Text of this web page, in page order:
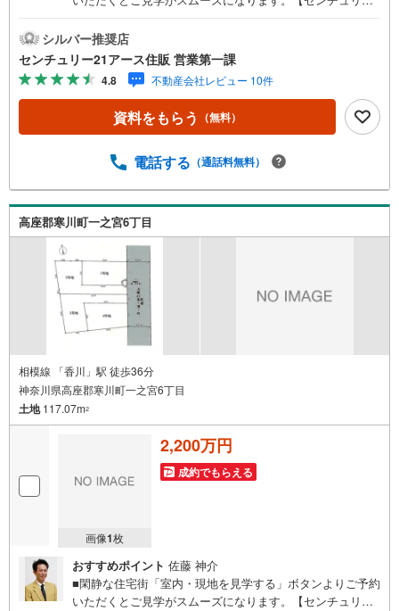
約970店舗あるセンチュリー21のお店。その中でも、アメ
リカ本部が設ける一定基準を満たした、上位4％しか受賞で
きない賞。それが「センチュリオン」です。弊社はそのセ
ンチュリオンを2002年から欠かすことなく取り続けており
ます。◆住宅ローン相談会◆お客様にあった無理のない住
宅ローンの試算やご購入の際に実際かかる諸費用の概算も
っかりとした資金計画のアドバイスをさせて頂きます。◆
ローンは優遇金利が0.1％変わるだけで、支払い総額に大き
な変化が生じます。取引の多い弊社は金融機関の特色、傾
向、トレンドを熟知しておりますので、お客様のニーズに
あった金融機関をご紹介させて頂きます。
シルバー推奨店
センチュリー21アース住販 営業第一課
4.8 不動産会社レビュー 10件
資料をもらう （無料）
電話する （通話料無料）
高座郡寒川町一之宮6丁目
相模線 「香川」駅 徒歩36分
神奈川県高座郡寒川町一之宮6丁目
土地117.07m2
画像1枚
2,200万円
成約でもらえる
おすすめポイント 佐藤 神介
■閑静な住宅街「室内・現地を見学する」ボタンよりご予約
いただくとご見学がスムーズになります。【センチュリー2